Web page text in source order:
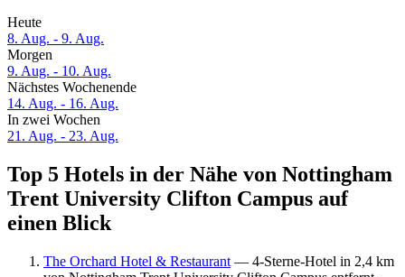
Heute
8. Aug. - 9. Aug.
Morgen
9. Aug. - 10. Aug.
Nächstes Wochenende
14. Aug. - 16. Aug.
In zwei Wochen
21. Aug. - 23. Aug.
Top 5 Hotels in der Nähe von Nottingham
Trent University Clifton Campus auf
einen Blick
The Orchard Hotel & Restaurant — 4-Sterne-Hotel in 2,4 km